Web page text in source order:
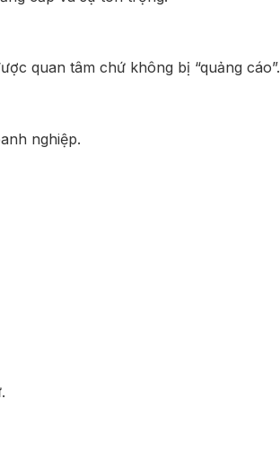
quan tâm chứ không bị “quảng cáo”.
nghiệp.